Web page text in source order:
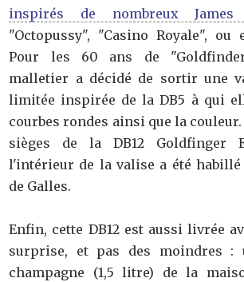
inspirés de nombreux James
"Octopussy", "Casino Royale", ou
Pour les 60 ans de
malletier a décidé de sortir une
limitée inspirée de la DB5 à qui
courbes rondes ainsi que la
sièges de la DB12 Goldfinger
l'intérieur de la valise a été
de Galles.
Enfin, cette DB12 est aussi livrée
surprise, et pas des moindres :
champagne (1,5 litre) de la